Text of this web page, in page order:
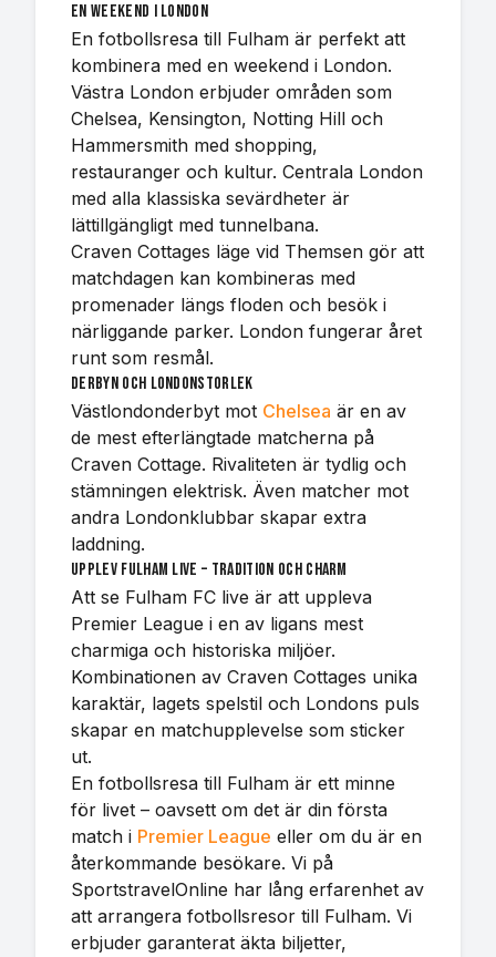
en weekend i London
En fotbollsresa till Fulham är perfekt att
kombinera med en weekend i London.
Västra London erbjuder områden som
Chelsea, Kensington, Notting Hill och
Hammersmith med shopping,
restauranger och kultur. Centrala London
med alla klassiska sevärdheter är
lättillgängligt med tunnelbana.
Craven Cottages läge vid Themsen gör att
matchdagen kan kombineras med
promenader längs floden och besök i
närliggande parker. London fungerar året
runt som resmål.
Derbyn och Londonstorlek
Västlondonderbyt mot Chelsea är en av
de mest efterlängtade matcherna på
Craven Cottage. Rivaliteten är tydlig och
stämningen elektrisk. Även matcher mot
andra Londonklubbar skapar extra
laddning.
Upplev Fulham live – tradition och charm
Att se Fulham FC live är att uppleva
Premier League i en av ligans mest
charmiga och historiska miljöer.
Kombinationen av Craven Cottages unika
karaktär, lagets spelstil och Londons puls
skapar en matchupplevelse som sticker
ut.
En fotbollsresa till Fulham är ett minne
för livet – oavsett om det är din första
match i Premier League eller om du är en
återkommande besökare. Vi på
SportstravelOnline har lång erfarenhet av
att arrangera fotbollsresor till Fulham. Vi
erbjuder garanterat äkta biljetter,